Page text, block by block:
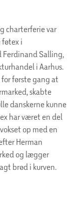
charterferie var
føtex i
Ferdinand Salling,
i Aarhus.
første gang at
skabte
danskerne kunne
har været en del
op med en
Herman
og lægger
brød i kurven.